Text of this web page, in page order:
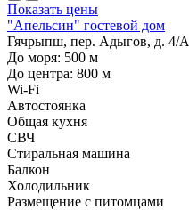
Показать цены
"Апельсин" гостевой дом
Гячрыпш, пер. Адыгов, д. 4/А
До моря: 500 м
До центра: 800 м
Wi-Fi
Автостоянка
Общая кухня
СВЧ
Стиральная машина
Балкон
Холодильник
Размещение с питомцами